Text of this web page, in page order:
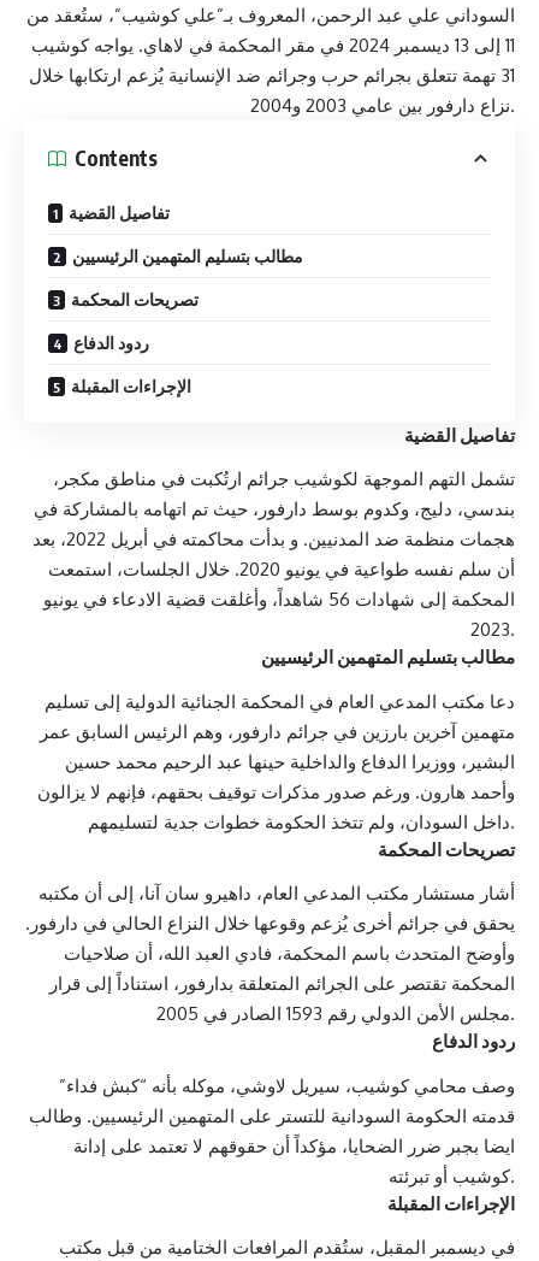
السوداني علي عبد الرحمن، المعروف بـ”علي كوشيب”، ستُعقد من
11 إلى 13 ديسمبر 2024 في مقر المحكمة في لاهاي. يواجه كوشيب
31 تهمة تتعلق بجرائم حرب وجرائم ضد الإنسانية يُزعم ارتكابها خلال
نزاع دارفور بين عامي 2003 و2004.
Contents
تفاصيل القضية
مطالب بتسليم المتهمين الرئيسيين
تصريحات المحكمة
ردود الدفاع
الإجراءات المقبلة
تفاصيل القضية
تشمل التهم الموجهة لكوشيب جرائم ارتُكبت في مناطق مكجر،
بندسي، دليج، وكدوم بوسط دارفور، حيث تم اتهامه بالمشاركة في
هجمات منظمة ضد المدنيين. و بدأت محاكمته في أبريل 2022، بعد
أن سلم نفسه طواعية في يونيو 2020. خلال الجلسات، استمعت
المحكمة إلى شهادات 56 شاهداً، وأغلقت قضية الادعاء في يونيو
2023.
مطالب بتسليم المتهمين الرئيسيين
دعا مكتب المدعي العام في المحكمة الجنائية الدولية إلى تسليم
متهمين آخرين بارزين في جرائم دارفور، وهم الرئيس السابق عمر
البشير، ووزيرا الدفاع والداخلية حينها عبد الرحيم محمد حسين
وأحمد هارون. ورغم صدور مذكرات توقيف بحقهم، فإنهم لا يزالون
داخل السودان، ولم تتخذ الحكومة خطوات جدية لتسليمهم.
تصريحات المحكمة
أشار مستشار مكتب المدعي العام، داهيرو سان آنا، إلى أن مكتبه
يحقق في جرائم أخرى يُزعم وقوعها خلال النزاع الحالي في دارفور.
وأوضح المتحدث باسم المحكمة، فادي العبد الله، أن صلاحيات
المحكمة تقتصر على الجرائم المتعلقة بدارفور، استناداً إلى قرار
مجلس الأمن الدولي رقم 1593 الصادر في 2005.
ردود الدفاع
وصف محامي كوشيب، سيريل لاوشي، موكله بأنه “كبش فداء”
قدمته الحكومة السودانية للتستر على المتهمين الرئيسيين. وطالب
ايضا بجبر ضرر الضحايا، مؤكداً أن حقوقهم لا تعتمد على إدانة
كوشيب أو تبرئته.
الإجراءات المقبلة
في ديسمبر المقبل، ستُقدم المرافعات الختامية من قبل مكتب